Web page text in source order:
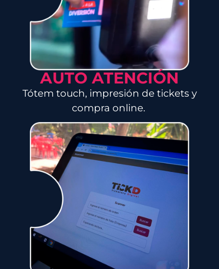
AUTO ATENCIÓN
Tótem touch, impresión de tickets y
compra online.